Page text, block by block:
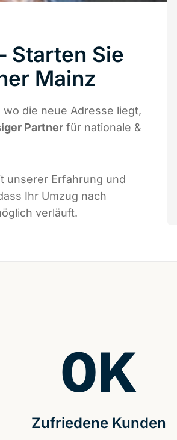
Starten Sie
Mainz
wo die neue Adresse liegt,
Partner für nationale &
unserer Erfahrung und
Ihr Umzug nach
verläuft.
Zufriedene Kunden
0K